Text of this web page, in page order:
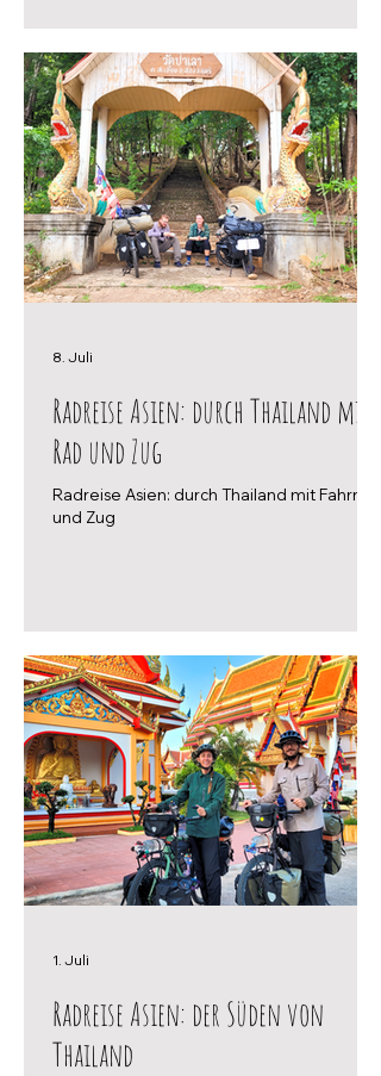
Radreise Asien: durch Thailand mit
Rad und Zug
Radreise Asien: durch Thailand mit Fahrrad
und Zug
8. Juli
Radreise Asien: der Süden von
Thailand
1. Juli